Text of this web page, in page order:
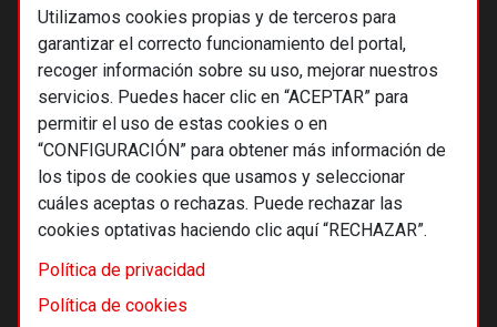
Utilizamos cookies propias y de terceros para
garantizar el correcto funcionamiento del portal,
recoger información sobre su uso, mejorar nuestros
servicios. Puedes hacer clic en “ACEPTAR” para
permitir el uso de estas cookies o en
“CONFIGURACIÓN” para obtener más información de
los tipos de cookies que usamos y seleccionar
cuáles aceptas o rechazas. Puede rechazar las
cookies optativas haciendo clic aquí “RECHAZAR”.
Política de privacidad
Política de cookies
© 2026 Alternativas económicas SCCL
Footer
Términos y condiciones de uso